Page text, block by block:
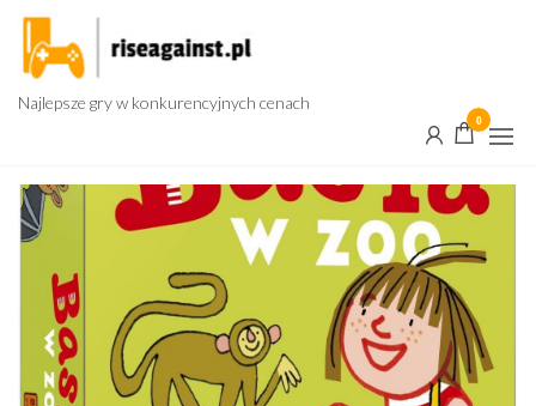
Przejdź
treści
Najlepsze gry w konkurencyjnych cenach
0